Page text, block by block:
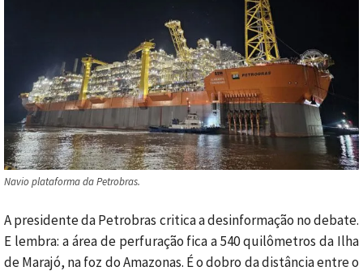
Navio plataforma da Petrobras.
A presidente da Petrobras critica a desinformação no debate.
E lembra: a área de perfuração fica a 540 quilômetros da Ilha
de Marajó, na foz do Amazonas. É o dobro da distância entre o